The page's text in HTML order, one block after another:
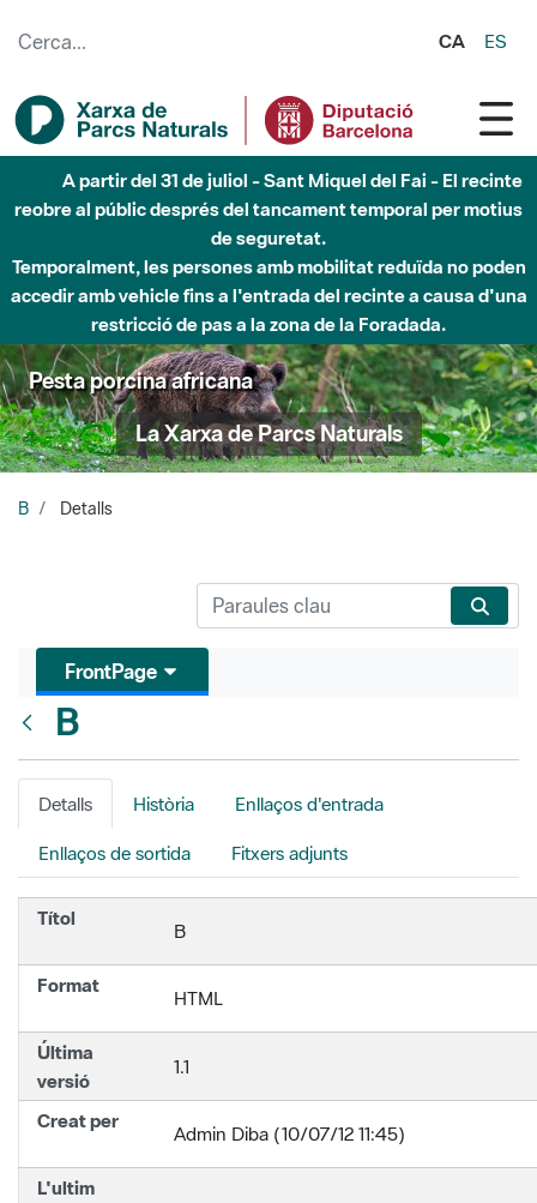
CA ES
A partir del 31 de juliol - Sant Miquel del Fai - El recinte
reobre al públic després del tancament temporal per motius
de seguretat.
Temporalment, les persones amb mobilitat reduïda no poden
accedir amb vehicle fins a l'entrada del recinte a causa d'una
restricció de pas a la zona de la Foradada.
Pesta porcina africana
La Xarxa de Parcs Naturals
B Detalls
FrontPage
B
Detalls Història Enllaços d'entrada
Enllaços de sortida Fitxers adjunts
Títol
B
Format
HTML
Última
versió
1.1
Creat per
Admin Diba (10/07/12 11:45)
L'ultim